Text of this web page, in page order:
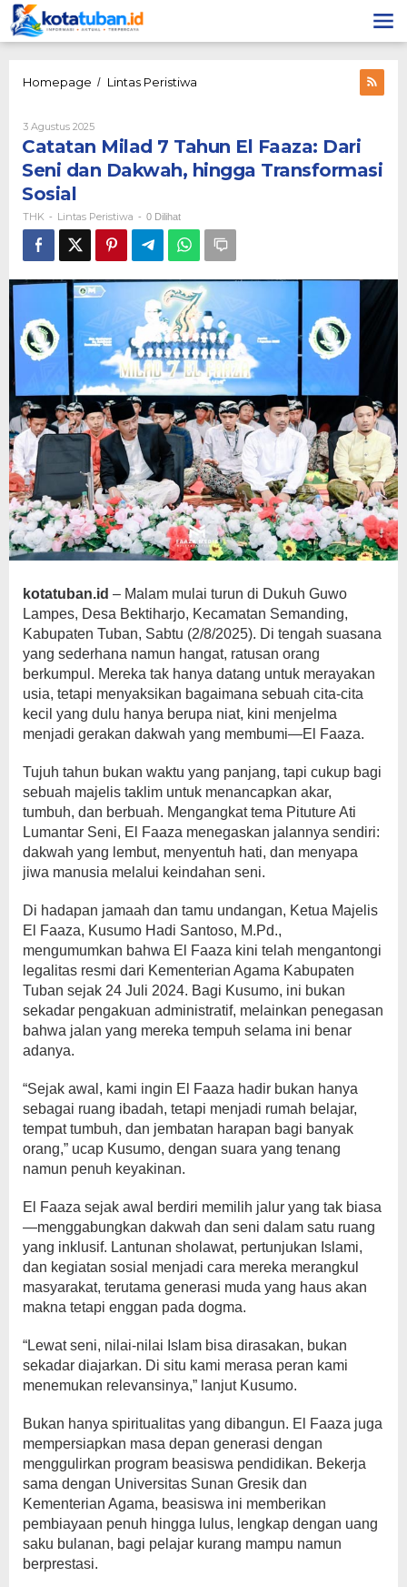
Lewati
ke
konten
Homepage / Lintas Peristiwa
El
Faaza:
Dari
Dakwah,
hingga
Transformasi
Sosial
3 Agustus 2025Oleh
THK
Catatan Milad 7 Tahun El Faaza: Dari
Seni dan Dakwah, hingga Transformasi
Sosial
THK - Lintas Peristiwa - 0 Dilihat
kotatuban.id – Malam mulai turun di Dukuh Guwo
Lampes, Desa Bektiharjo, Kecamatan Semanding,
Kabupaten Tuban, Sabtu (2/8/2025). Di tengah suasana
yang sederhana namun hangat, ratusan orang
berkumpul. Mereka tak hanya datang untuk merayakan
usia, tetapi menyaksikan bagaimana sebuah cita-cita
kecil yang dulu hanya berupa niat, kini menjelma
menjadi gerakan dakwah yang membumi—El Faaza.
Tujuh tahun bukan waktu yang panjang, tapi cukup bagi
sebuah majelis taklim untuk menancapkan akar,
tumbuh, dan berbuah. Mengangkat tema Pituture Ati
Lumantar Seni, El Faaza menegaskan jalannya sendiri:
dakwah yang lembut, menyentuh hati, dan menyapa
jiwa manusia melalui keindahan seni.
Di hadapan jamaah dan tamu undangan, Ketua Majelis
El Faaza, Kusumo Hadi Santoso, M.Pd.,
mengumumkan bahwa El Faaza kini telah mengantongi
legalitas resmi dari Kementerian Agama Kabupaten
Tuban sejak 24 Juli 2024. Bagi Kusumo, ini bukan
sekadar pengakuan administratif, melainkan penegasan
bahwa jalan yang mereka tempuh selama ini benar
adanya.
“Sejak awal, kami ingin El Faaza hadir bukan hanya
sebagai ruang ibadah, tetapi menjadi rumah belajar,
tempat tumbuh, dan jembatan harapan bagi banyak
orang,” ucap Kusumo, dengan suara yang tenang
namun penuh keyakinan.
El Faaza sejak awal berdiri memilih jalur yang tak biasa
—menggabungkan dakwah dan seni dalam satu ruang
yang inklusif. Lantunan sholawat, pertunjukan Islami,
dan kegiatan sosial menjadi cara mereka merangkul
masyarakat, terutama generasi muda yang haus akan
makna tetapi enggan pada dogma.
“Lewat seni, nilai-nilai Islam bisa dirasakan, bukan
sekadar diajarkan. Di situ kami merasa peran kami
menemukan relevansinya,” lanjut Kusumo.
Bukan hanya spiritualitas yang dibangun. El Faaza juga
mempersiapkan masa depan generasi dengan
menggulirkan program beasiswa pendidikan. Bekerja
sama dengan Universitas Sunan Gresik dan
Kementerian Agama, beasiswa ini memberikan
pembiayaan penuh hingga lulus, lengkap dengan uang
saku bulanan, bagi pelajar kurang mampu namun
berprestasi.